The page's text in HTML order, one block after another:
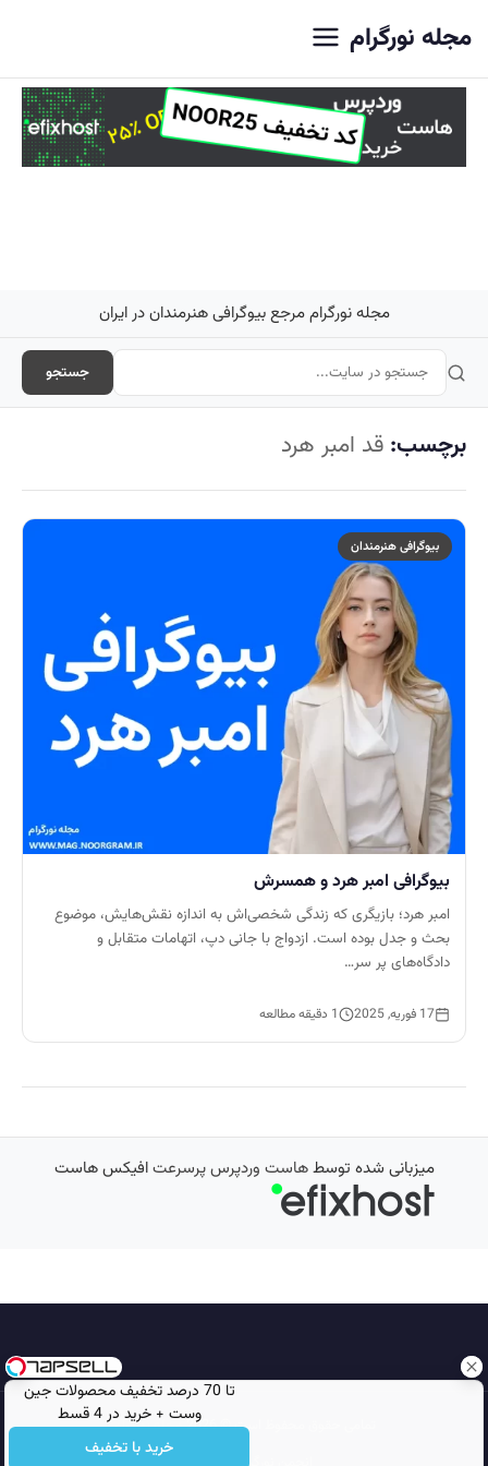
تا 70 درصد تخفیف محصولات جین
وست + خرید در 4 قسط
خرید با تخفیف
مجله نورگرام
مجله نورگرام مرجع بیوگرافی هنرمندان در ایران
جستجو
برچسب: قد امبر هرد
بیوگرافی هنرمندان
بیوگرافی امبر هرد و همسرش
امبر هرد؛ بازیگری که زندگی شخصی‌اش به اندازه نقش‌هایش، موضوع
بحث و جدل بوده است. ازدواج با جانی دپ، اتهامات متقابل و
دادگاه‌های پر سر…
17 فوریه, 2025 1 دقیقه مطالعه
میزبانی شده توسطهاست وردپرس پرسرعتافیکس هاست
تمامی حقوق محفوظ است © 2026
مجله نورگرام